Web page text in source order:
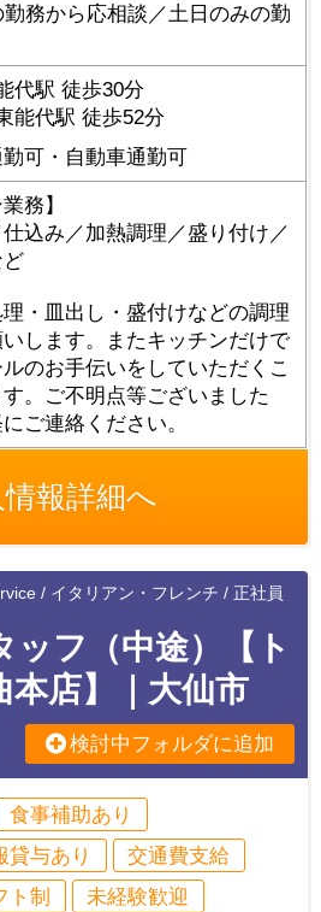
勤務から応相談／土日のみの勤
代駅 徒歩30分
能代駅 徒歩52分
可・自動車通勤可
務】
込み／加熱調理／盛り付け／
・皿出し・盛付けなどの調理
します。またキッチンだけで
のお手伝いをしていただくこ
。ご不明点等ございました
ご連絡ください。
報詳細へ
/ イタリアン・フレンチ / 正社員
ッフ（中途）【ト
本店】｜大仙市
検討中フォルダに追加
食事補助あり
貸与あり
交通費支給
ト制
未経験歓迎